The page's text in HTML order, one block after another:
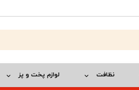
نظافت لوازم پخت و پز